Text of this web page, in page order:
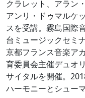
クラレット、アラン
アンリ・ドゥマルケ
スを受講。霧島国際
台ミュージックセミ
京都フランス音楽ア
育委員会主催デュオ
サイタルを開催。
ハーモニーとシュー